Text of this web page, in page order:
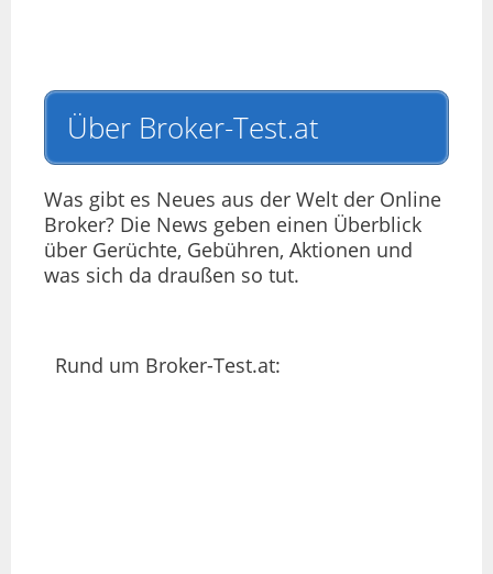
Über Broker-Test.at
Was gibt es Neues aus der Welt der Online
Broker? Die News geben einen Überblick
über Gerüchte, Gebühren, Aktionen und
was sich da draußen so tut.
Rund um Broker-Test.at: